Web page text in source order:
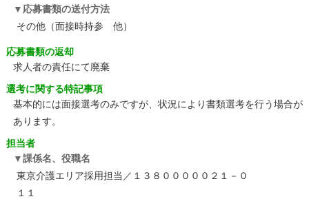
応募書類の送付方法
その他（面接時持参 他）
応募書類の返却
求人者の責任にて廃棄
選考に関する特記事項
基本的には面接選考のみですが、状況により書類選考を行う場合が
あります。
担当者
課係名、役職名
東京介護エリア採用担当／１３８０００００２１－０
１１